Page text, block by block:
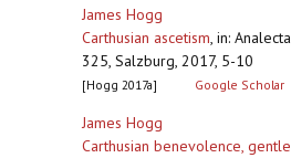
James Hogg
Carthusian ascetism, in:
325, Salzburg, 2017, 5-10
[Hogg 2017a] Google Scholar
James Hogg
Carthusian benevolence,